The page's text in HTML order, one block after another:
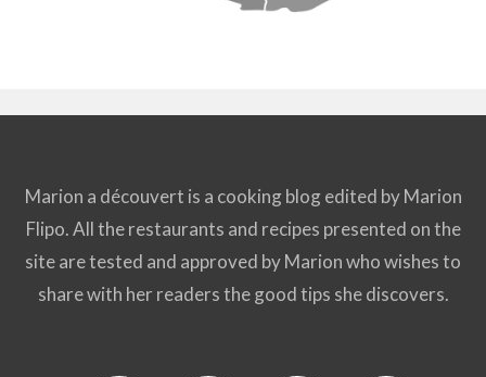
Marion a découvert is a cooking blog edited by Marion
Flipo. All the restaurants and recipes presented on the
site are tested and approved by Marion who wishes to
share with her readers the good tips she discovers.